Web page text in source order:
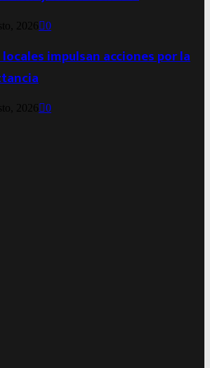
2026 0
impulsan acciones por la
2026 0